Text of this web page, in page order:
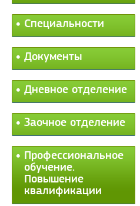
Специальности
Документы
Дневное отделение
Заочное отделение
Профессиональное
обучение.
Повышение
квалификации